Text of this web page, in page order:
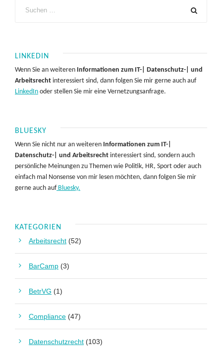
LINKEDIN
Wenn Sie an weiteren Informationen zum IT-| Datenschutz-| und
Arbeitsrecht interessiert sind, dann folgen Sie mir gerne auch auf
LinkedIn oder stellen Sie mir eine Vernetzungsanfrage.
BLUESKY
Wenn Sie nicht nur an weiteren Informationen zum IT-|
Datenschutz-| und Arbeitsrecht interessiert sind, sondern auch
persönliche Meinungen zu Themen wie Politik, HR, Sport oder auch
einfach mal Nonsense von mir lesen möchten, dann folgen Sie mir
gerne auch aufBluesky.
KATEGORIEN
Arbeitsrecht (52)
BarCamp (3)
BetrVG (1)
Compliance (47)
Datenschutzrecht (103)